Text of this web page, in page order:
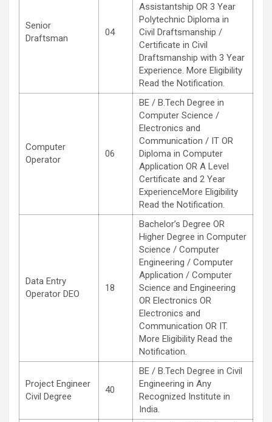
Senior
Draftsman
04
Assistantship OR 3 Year
Polytechnic Diploma in
Civil Draftsmanship /
Certificate in Civil
Draftsmanship with 3 Year
Experience. More Eligibility
Read the Notification.
Computer
Operator
06
BE / B.Tech Degree in
Computer Science /
Electronics and
Communication / IT OR
Diploma in Computer
Application OR A Level
Certificate and 2 Year
ExperienceMore Eligibility
Read the Notification.
Data Entry
Operator DEO
18
Bachelor’s Degree OR
Higher Degree in Computer
Science / Computer
Engineering / Computer
Application / Computer
Science and Engineering
OR Electronics OR
Electronics and
Communication OR IT.
More Eligibility Read the
Notification.
Project Engineer
Civil Degree
40
BE / B.Tech Degree in Civil
Engineering in Any
Recognized Institute in
India.